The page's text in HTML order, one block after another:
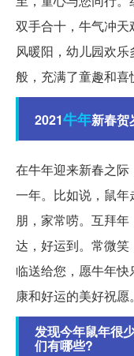
双手合十，牛气冲
风暖阳，幼儿园欢
般，充满了童趣和喜
2021牛年新春贺
在牛年迎来新春之
一年。比如说，鼠
朋，家常唠。互拜
达，好运到。常微
临送给您，愿牛年
康和好运的美好祝愿。
发现今年鼠年很
们有哪些?